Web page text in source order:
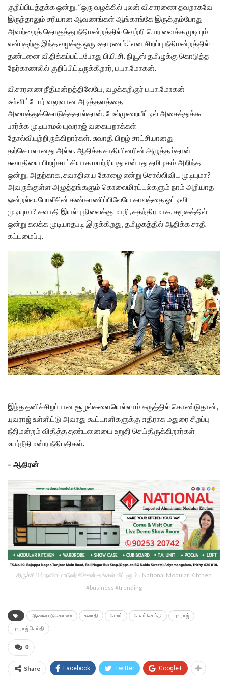
குறிப்பிடத்தக்க ஒன்று. ”ஒரு வழக்கில் புலன் விசாரணை தவறாகவே
இருந்தாலும் சரியான ஆவணங்கள் ஆங்காங்கே இருக்கும்போது
அவற்றைத் தொகுத்து நீதிமன்றத்தில் வெற்றி பெற வைக்க முடியும்
என்பதற்கு இந்த வழக்கு ஒரு உதாரணம்.” என சிறப்பு நீதிமன்றத்தில்
தண்டனை விதிக்கப்பட்டபோது பி.பி.சி. நியூஸ் தமிழுக்கு கொடுத்த
நேர்காணலில் குறிப்பிட்டிருக்கிறார், ப.பா.மோகன்.
விசாரணை நீதிமன்றத்திலேயே, வழக்கறிஞர் ப.பா.மோகன்
உள்ளிட்டோர் வலுவான அடித்தளத்தை
அமைத்துக்கொடுத்ததால்தான், மேல்முறையீட்டில் அசைத்துக்கூட
பார்க்க முடியாமல் யுவராஜ் வகையறாக்கள்
தோல்வியுற்றிருக்கிறார்கள். சுவாதி பிறழ் சாட்சியானது
தற்செயலானது அல்ல. ஆதிக்க சாதியினரின் அழுத்தம்தான்
சுவாதியை பிறழ்சாட்சியாக மாற்றியது என்பது தமிழகம் அறிந்த
ஒன்று. அதற்காக, சுவாதியை கோழை என்று சொல்லிவிட முடியுமா?
அவருக்குள்ள அழுத்தங்களும் கொலைமிரட்டல்களும் நாம் அறியாத
ஒன்றல்ல. போலீசின் கண்காணிப்பிலேயே காலத்தை ஓட்டிவிட
முடியுமா? சுவாதி இயல்பு நிலைக்கு மாறி, சுதந்திரமாக, சமூகத்தில்
ஒன்று கலக்க முடியாதபடி இருக்கிறது, தமிழகத்தில் ஆதிக்க சாதி
கட்டமைப்பு.
இந்த தனிச்சிறப்பான சூழல்களையெல்லாம் கருத்தில் கொண்டுதான்,
யுவராஜ் உள்ளிட்டு அவரது கூட்டாளிகளுக்கு எதிராக மதுரை சிறப்பு
நீதிமன்றம் விதித்த தண்டனையை உறுதி செய்திருக்கிறார்கள்
உயர்நீதிமன்ற நீதிபதிகள்.
– ஆதிரன்
திருச்சியில் நவீன மாடூலர் கிச்சன் -உங்கள் வீட்டிலும் | National Modular Kitchen
#business #trending
ஆணவ படுகொலை சுவாதி சேலம் சேலம் செய்தி யுவராஜ்
யுவராஜ் செய்தி
0
Share Facebook Twitter Google+